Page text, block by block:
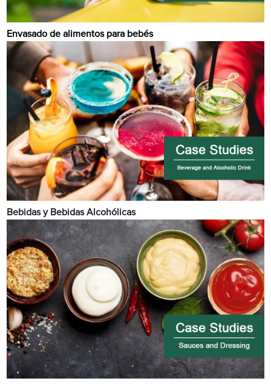
Envasado de alimentos para bebés
Bebidas y Bebidas Alcohólicas